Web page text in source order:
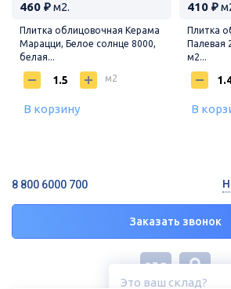
Это ваш склад?
460 ₽м2.
Плитка облицовочная Керама
Марацци, Белое солнце 8000,
белая...
м2
В корзину
410 ₽
Плитка
Палевая
м2...
В
8 800 6000 700
Заказать звонок